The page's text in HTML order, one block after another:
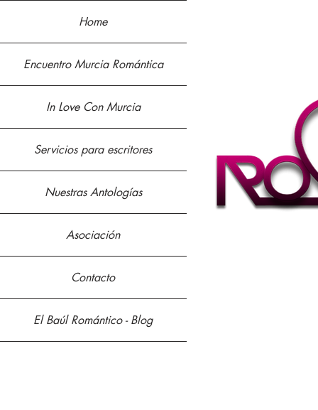
Home
Encuentro Murcia Romántica
In Love Con Murcia
Servicios para escritores
Nuestras Antologías
Asociación
Contacto
El Baúl Romántico - Blog